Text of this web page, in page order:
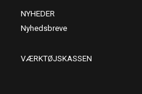
NYHEDER
Nyhedsbreve
VÆRKTØJSKASSEN